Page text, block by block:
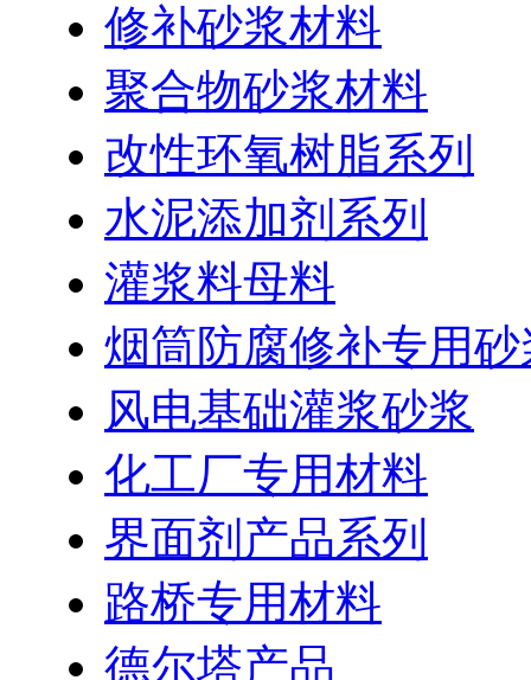
修补砂浆材料
聚合物砂浆材料
改性环氧树脂系列
水泥添加剂系列
灌浆料母料
烟筒防腐修补专用砂
风电基础灌浆砂浆
化工厂专用材料
界面剂产品系列
路桥专用材料
德尔塔产品